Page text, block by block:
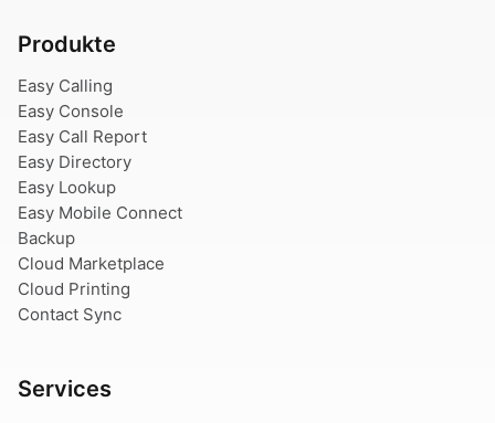
Produkte
Easy Calling
Easy Console
Easy Call Report
Easy Directory
Easy Lookup
Easy Mobile Connect
Backup
Cloud Marketplace
Cloud Printing
Contact Sync
Services